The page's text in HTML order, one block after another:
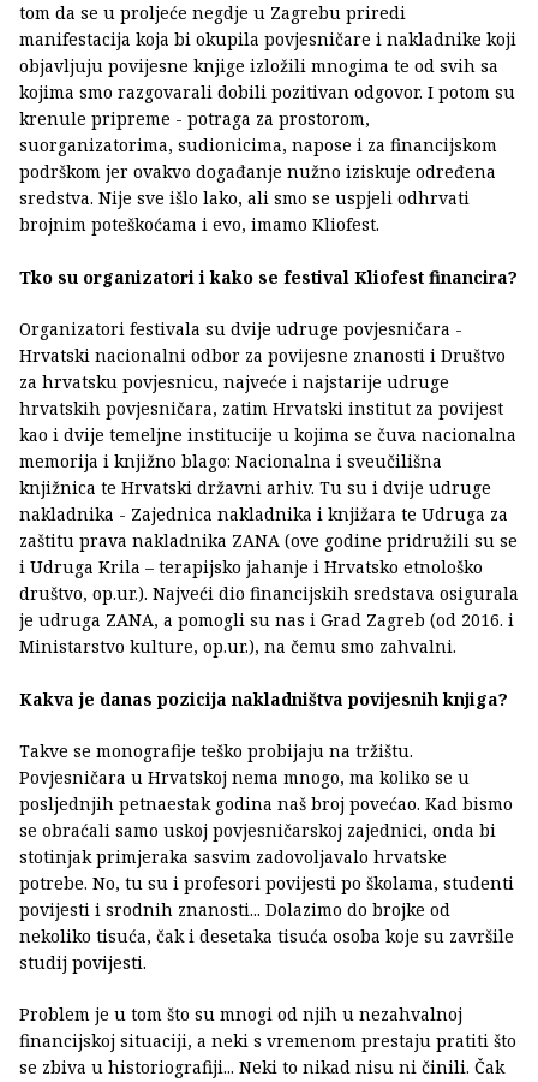
tom da se u proljeće negdje u Zagrebu priredi
manifestacija koja bi okupila povjesničare i nakladnike koji
objavljuju povijesne knjige izložili mnogima te od svih sa
kojima smo razgovarali dobili pozitivan odgovor. I potom su
krenule pripreme - potraga za prostorom,
suorganizatorima, sudionicima, napose i za financijskom
podrškom jer ovakvo događanje nužno iziskuje određena
sredstva. Nije sve išlo lako, ali smo se uspjeli odhrvati
brojnim poteškoćama i evo, imamo Kliofest.
Tko su organizatori i kako se festival Kliofest financira?
Organizatori festivala su dvije udruge povjesničara -
Hrvatski nacionalni odbor za povijesne znanosti i Društvo
za hrvatsku povjesnicu, najveće i najstarije udruge
hrvatskih povjesničara, zatim Hrvatski institut za povijest
kao i dvije temeljne institucije u kojima se čuva nacionalna
memorija i knjižno blago: Nacionalna i sveučilišna
knjižnica te Hrvatski državni arhiv. Tu su i dvije udruge
nakladnika - Zajednica nakladnika i knjižara te Udruga za
zaštitu prava nakladnika ZANA (ove godine pridružili su se
i Udruga Krila – terapijsko jahanje i Hrvatsko etnološko
društvo, op.ur.). Najveći dio financijskih sredstava osigurala
je udruga ZANA, a pomogli su nas i Grad Zagreb (od 2016. i
Ministarstvo kulture, op.ur.), na čemu smo zahvalni.
Kakva je danas pozicija nakladništva povijesnih knjiga?
Takve se monografije teško probijaju na tržištu.
Povjesničara u Hrvatskoj nema mnogo, ma koliko se u
posljednjih petnaestak godina naš broj povećao. Kad bismo
se obraćali samo uskoj povjesničarskoj zajednici, onda bi
stotinjak primjeraka sasvim zadovoljavalo hrvatske
potrebe. No, tu su i profesori povijesti po školama, studenti
povijesti i srodnih znanosti... Dolazimo do brojke od
nekoliko tisuća, čak i desetaka tisuća osoba koje su završile
studij povijesti.
Problem je u tom što su mnogi od njih u nezahvalnoj
financijskoj situaciji, a neki s vremenom prestaju pratiti što
se zbiva u historiografiji... Neki to nikad nisu ni činili. Čak